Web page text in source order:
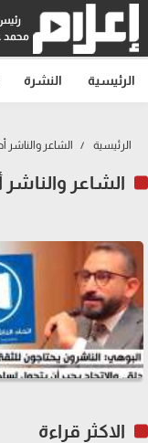
محمد
الرئيسية النشرة
الرئيسية الشاعر والناشر
الشاعر والناشر
الاكثر قراءة